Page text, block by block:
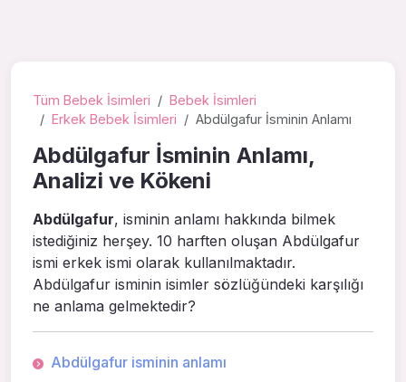
Tüm Bebek İsimleri
Bebek İsimleri
Erkek Bebek İsimleri
Abdülgafur İsminin Anlamı
Abdülgafur İsminin Anlamı,
Analizi ve Kökeni
Abdülgafur, isminin anlamı hakkında bilmek
istediğiniz herşey. 10 harften oluşan Abdülgafur
ismi erkek ismi olarak kullanılmaktadır.
Abdülgafur isminin isimler sözlüğündeki karşılığı
ne anlama gelmektedir?
Abdülgafur isminin anlamı